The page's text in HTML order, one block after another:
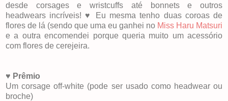
desde corsages e wristcuffs até bonnets e outros
headwears incríveis! ♥ Eu mesma tenho duas coroas de
flores de lá (sendo que uma eu ganhei no Miss Haru Matsuri
e a outra encomendei porque queria muito um acessório
com flores de cerejeira.
♥ Prêmio
Um corsage off-white (pode ser usado como headwear ou
broche)